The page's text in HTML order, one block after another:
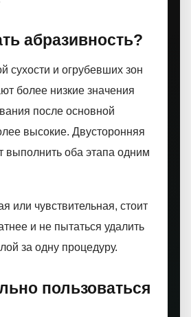
абразивность?
сухости и огрубевших зон
более низкие значения
после основной
высокие. Двусторонняя
выполнить оба этапа одним
или чувствительная, стоит
и не пытаться удалить
за одну процедуру.
пользоваться